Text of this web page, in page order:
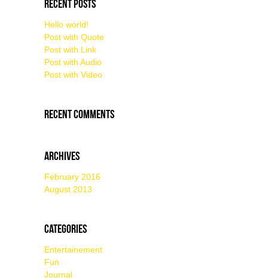
Recent Posts
Hello world!
Post with Quote
Post with Link
Post with Audio
Post with Video
Recent Comments
Archives
February 2016
August 2013
Categories
Entertainement
Fun
Journal